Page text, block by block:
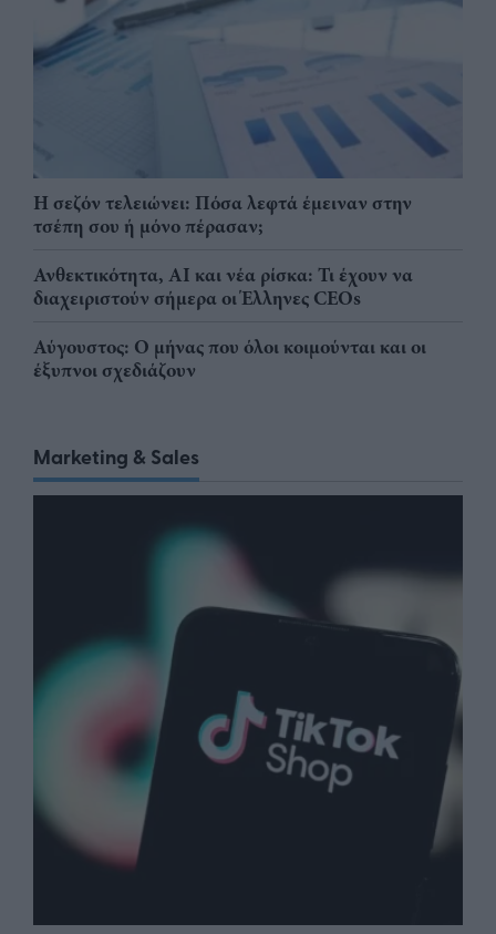
Η σεζόν τελειώνει: Πόσα λεφτά έμειναν στην
τσέπη σου ή μόνο πέρασαν;
Ανθεκτικότητα, AI και νέα ρίσκα: Τι έχουν να
διαχειριστούν σήμερα οι Έλληνες CEOs
Αύγουστος: Ο μήνας που όλοι κοιμούνται και οι
έξυπνοι σχεδιάζουν
Marketing & Sales